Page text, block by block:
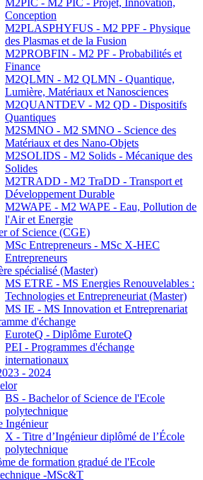
M2PIC - M2 PIC - Projet, Innovation,
Conception
M2PLASPHYFUS - M2 PPF - Physique
des Plasmas et de la Fusion
M2PROBFIN - M2 PF - Probabilités et
Finance
M2QLMN - M2 QLMN - Quantique,
Lumière, Matériaux et Nanosciences
M2QUANTDEV - M2 QD - Dispositifs
Quantiques
M2SMNO - M2 SMNO - Science des
Matériaux et des Nano-Objets
M2SOLIDS - M2 Solids - Mécanique des
Solides
M2TRADD - M2 TraDD - Transport et
Développement Durable
M2WAPE - M2 WAPE - Eau, Pollution de
l'Air et Energie
of Science (CGE)
MSc Entrepreneurs - MSc X-HEC
Entrepreneurs
spécialisé (Master)
MS ETRE - MS Energies Renouvelables :
Technologies et Entrepreneuriat (Master)
MS IE - MS Innovation et Entreprenariat
d'échange
EuroteQ - Diplôme EuroteQ
PEI - Programmes d'échange
internationaux
- 2024
BS - Bachelor of Science de l'Ecole
polytechnique
Ingénieur
X - Titre d’Ingénieur diplômé de l’École
polytechnique
de formation gradué de l'Ecole
-MSc&T